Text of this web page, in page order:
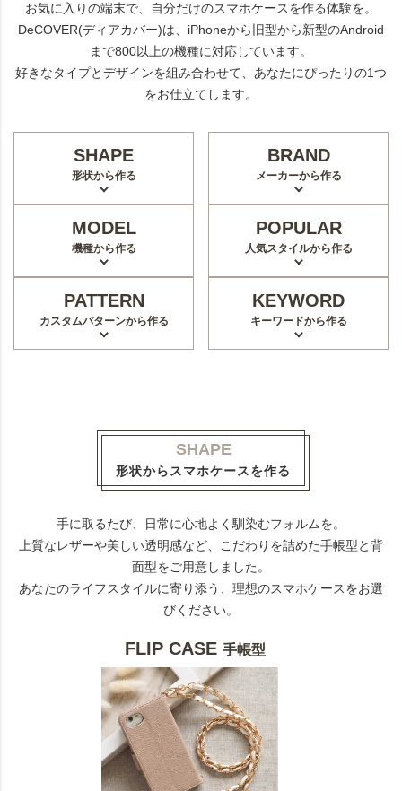
お気に入りの端末で、自分だけのスマホケースを作る体験を。
DeCOVER(ディアカバー)は、iPhoneから旧型から新型のAndroid
まで800以上の機種に対応しています。
好きなタイプとデザインを組み合わせて、あなたにぴったりの1つ
をお仕立てします。
SHAPE
形状から作る
BRAND
メーカーから作る
MODEL
機種から作る
POPULAR
人気スタイルから作る
PATTERN
カスタムパターンから作る
KEYWORD
キーワードから作る
SHAPE
形状からスマホケースを作る
手に取るたび、日常に心地よく馴染むフォルムを。
上質なレザーや美しい透明感など、こだわりを詰めた手帳型と背
面型をご用意しました。
あなたのライフスタイルに寄り添う、理想のスマホケースをお選
びください。
FLIP CASE手帳型